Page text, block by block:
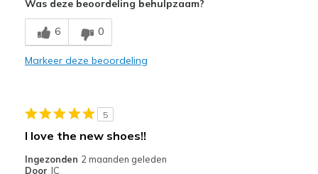
Breathe Well
Comfortable
Beste toepassingen
Was deze beoordeling behulpzaam?
6 0
Markeer deze beoordeling
5
I love the new shoes!!
Ingezonden 2 maanden geleden
Door JC